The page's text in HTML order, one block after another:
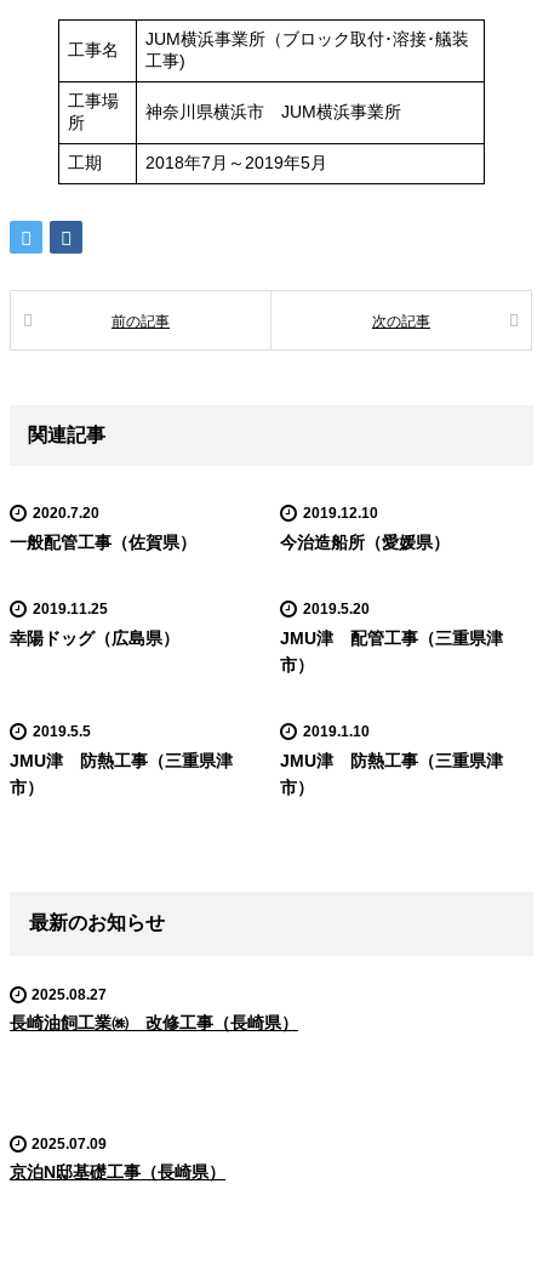
工事名
JUM横浜事業所（ブロック取付･溶接･艤装
工事)
工事場
所
神奈川県横浜市 JUM横浜事業所
工期 2018年7月～2019年5月
前の記事 次の記事
関連記事
2020.7.20
一般配管工事（佐賀県）
2019.12.10
今治造船所（愛媛県）
2019.11.25
幸陽ドッグ（広島県）
2019.5.20
JMU津 配管工事（三重県津
市）
2019.5.5
JMU津 防熱工事（三重県津
市）
2019.1.10
JMU津 防熱工事（三重県津
市）
最新のお知らせ
2025.08.27
長崎油飼工業㈱ 改修工事（長崎県）
2025.07.09
京泊N邸基礎工事（長崎県）